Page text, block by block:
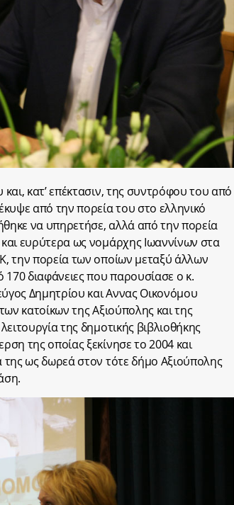
κατ’ επέκτασιν, της συντρόφου του από
από την πορεία του στο ελληνικό
να υπηρετήσε, αλλά από την πορεία
ευρύτερα ως νομάρχης Ιωαννίνων στα
την πορεία των οποίων μεταξύ άλλων
διαφάνειες που παρουσίασε ο κ.
Δημητρίου και Αννας Οικονόμου
κατοίκων της Αξιούπολης και της
της δημοτικής βιβλιοθήκης
της οποίας ξεκίνησε το 2004 και
της ως δωρεά στον τότε δήμο Αξιούπολης